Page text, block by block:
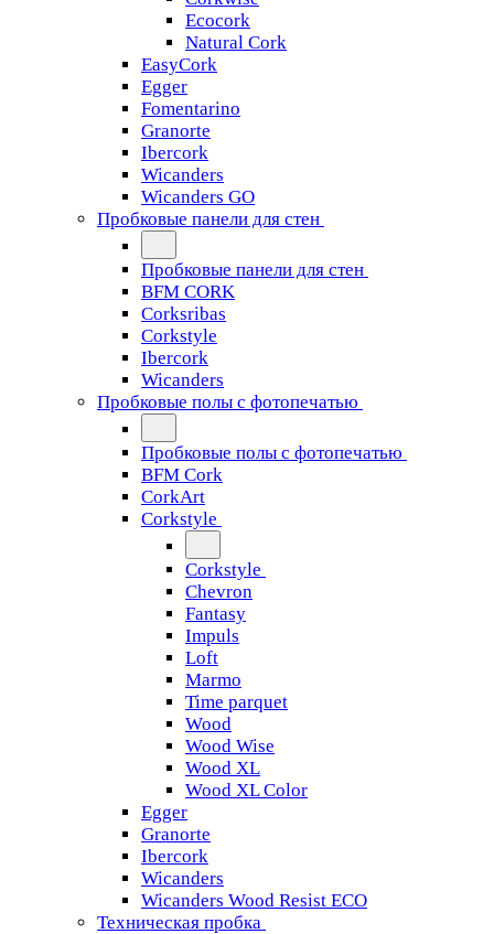
Ecocork
Natural Cork
EasyCork
Egger
Fomentarino
Granorte
Ibercork
Wicanders
Wicanders GO
Пробковые панели для стен
Пробковые панели для стен
BFM CORK
Corksribas
Corkstyle
Ibercork
Wicanders
Пробковые полы с фотопечатью
Пробковые полы с фотопечатью
BFM Cork
CorkArt
Corkstyle
Corkstyle
Chevron
Fantasy
Impuls
Loft
Marmo
Time parquet
Wood
Wood Wise
Wood XL
Wood XL Color
Egger
Granorte
Ibercork
Wicanders
Wicanders Wood Resist ECO
Техническая пробка